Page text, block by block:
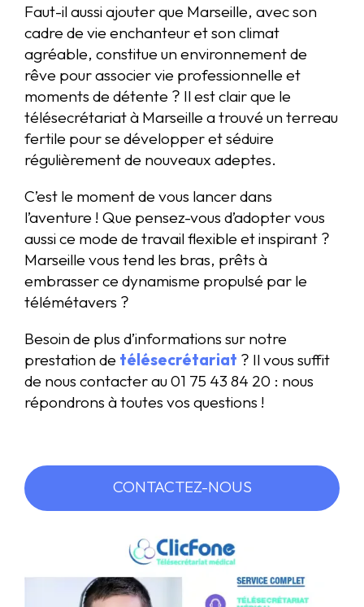
Faut-il aussi ajouter que Marseille, avec son
cadre de vie enchanteur et son climat
agréable, constitue un environnement de
rêve pour associer vie professionnelle et
moments de détente ? Il est clair que le
télésecrétariat à Marseille a trouvé un terreau
fertile pour se développer et séduire
régulièrement de nouveaux adeptes.
C’est le moment de vous lancer dans
l’aventure ! Que pensez-vous d’adopter vous
aussi ce mode de travail flexible et inspirant ?
Marseille vous tend les bras, prêts à
embrasser ce dynamisme propulsé par le
télémétavers ?
Besoin de plus d’informations sur notre
prestation de télésecrétariat ? Il vous suffit
de nous contacter au 01 75 43 84 20 : nous
répondrons à toutes vos questions !
CONTACTEZ-NOUS